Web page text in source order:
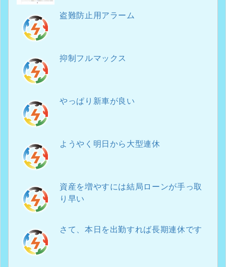
盗難防止用アラーム
抑制フルマックス
やっぱり新車が良い
ようやく明日から大型連休
資産を増やすには結局ローンが手っ取
り早い
さて、本日を出勤すれば長期連休です